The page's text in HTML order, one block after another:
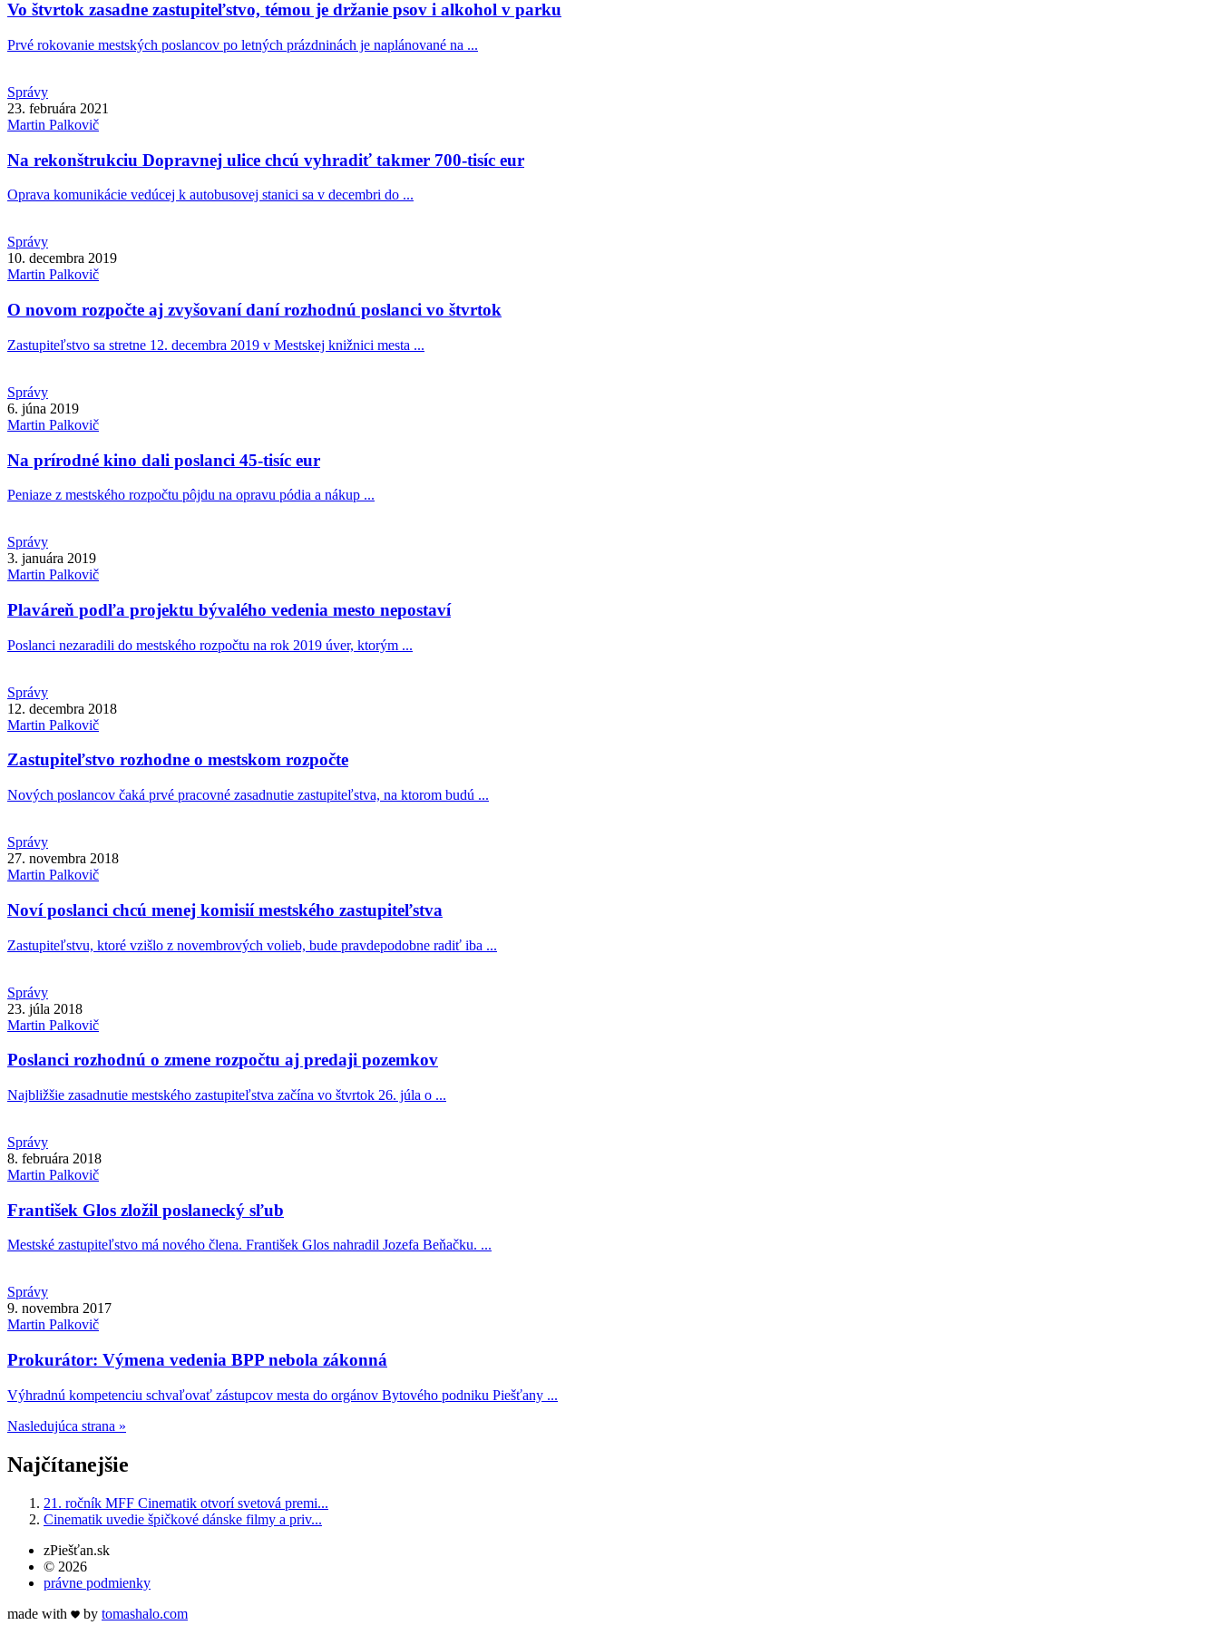
Vo štvrtok zasadne zastupiteľstvo, témou je držanie psov i alkohol v parku
Prvé rokovanie mestských poslancov po letných prázdninách je naplánované na ...
Správy
23. februára 2021
Martin Palkovič
Na rekonštrukciu Dopravnej ulice chcú vyhradiť takmer 700-tisíc eur
Oprava komunikácie vedúcej k autobusovej stanici sa v decembri do ...
Správy
10. decembra 2019
Martin Palkovič
O novom rozpočte aj zvyšovaní daní rozhodnú poslanci vo štvrtok
Zastupiteľstvo sa stretne 12. decembra 2019 v Mestskej knižnici mesta ...
Správy
6. júna 2019
Martin Palkovič
Na prírodné kino dali poslanci 45-tisíc eur
Peniaze z mestského rozpočtu pôjdu na opravu pódia a nákup ...
Správy
3. januára 2019
Martin Palkovič
Plaváreň podľa projektu bývalého vedenia mesto nepostaví
Poslanci nezaradili do mestského rozpočtu na rok 2019 úver, ktorým ...
Správy
12. decembra 2018
Martin Palkovič
Zastupiteľstvo rozhodne o mestskom rozpočte
Nových poslancov čaká prvé pracovné zasadnutie zastupiteľstva, na ktorom budú ...
Správy
27. novembra 2018
Martin Palkovič
Noví poslanci chcú menej komisií mestského zastupiteľstva
Zastupiteľstvu, ktoré vzišlo z novembrových volieb, bude pravdepodobne radiť iba ...
Správy
23. júla 2018
Martin Palkovič
Poslanci rozhodnú o zmene rozpočtu aj predaji pozemkov
Najbližšie zasadnutie mestského zastupiteľstva začína vo štvrtok 26. júla o ...
Správy
8. februára 2018
Martin Palkovič
František Glos zložil poslanecký sľub
Mestské zastupiteľstvo má nového člena. František Glos nahradil Jozefa Beňačku. ...
Správy
9. novembra 2017
Martin Palkovič
Prokurátor: Výmena vedenia BPP nebola zákonná
Výhradnú kompetenciu schvaľovať zástupcov mesta do orgánov Bytového podniku Piešťany ...
Nasledujúca strana »
Najčítanejšie
21. ročník MFF Cinematik otvorí svetová premi...
Cinematik uvedie špičkové dánske filmy a priv...
zPiešťan.sk
© 2026
právne podmienky
made with
by tomashalo.com